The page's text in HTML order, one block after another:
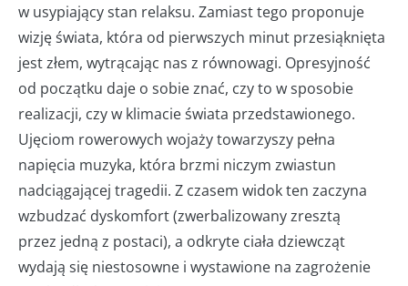
w usypiający stan relaksu. Zamiast tego proponuje
wizję świata, która od pierwszych minut przesiąknięta
jest złem, wytrącając nas z równowagi. Opresyjność
od początku daje o sobie znać, czy to w sposobie
realizacji, czy w klimacie świata przedstawionego.
Ujęciom rowerowych wojaży towarzyszy pełna
napięcia muzyka, która brzmi niczym zwiastun
nadciągającej tragedii. Z czasem widok ten zaczyna
wzbudzać dyskomfort (zwerbalizowany zresztą
przez jedną z postaci), a odkryte ciała dziewcząt
wydają się niestosowne i wystawione na zagrożenie